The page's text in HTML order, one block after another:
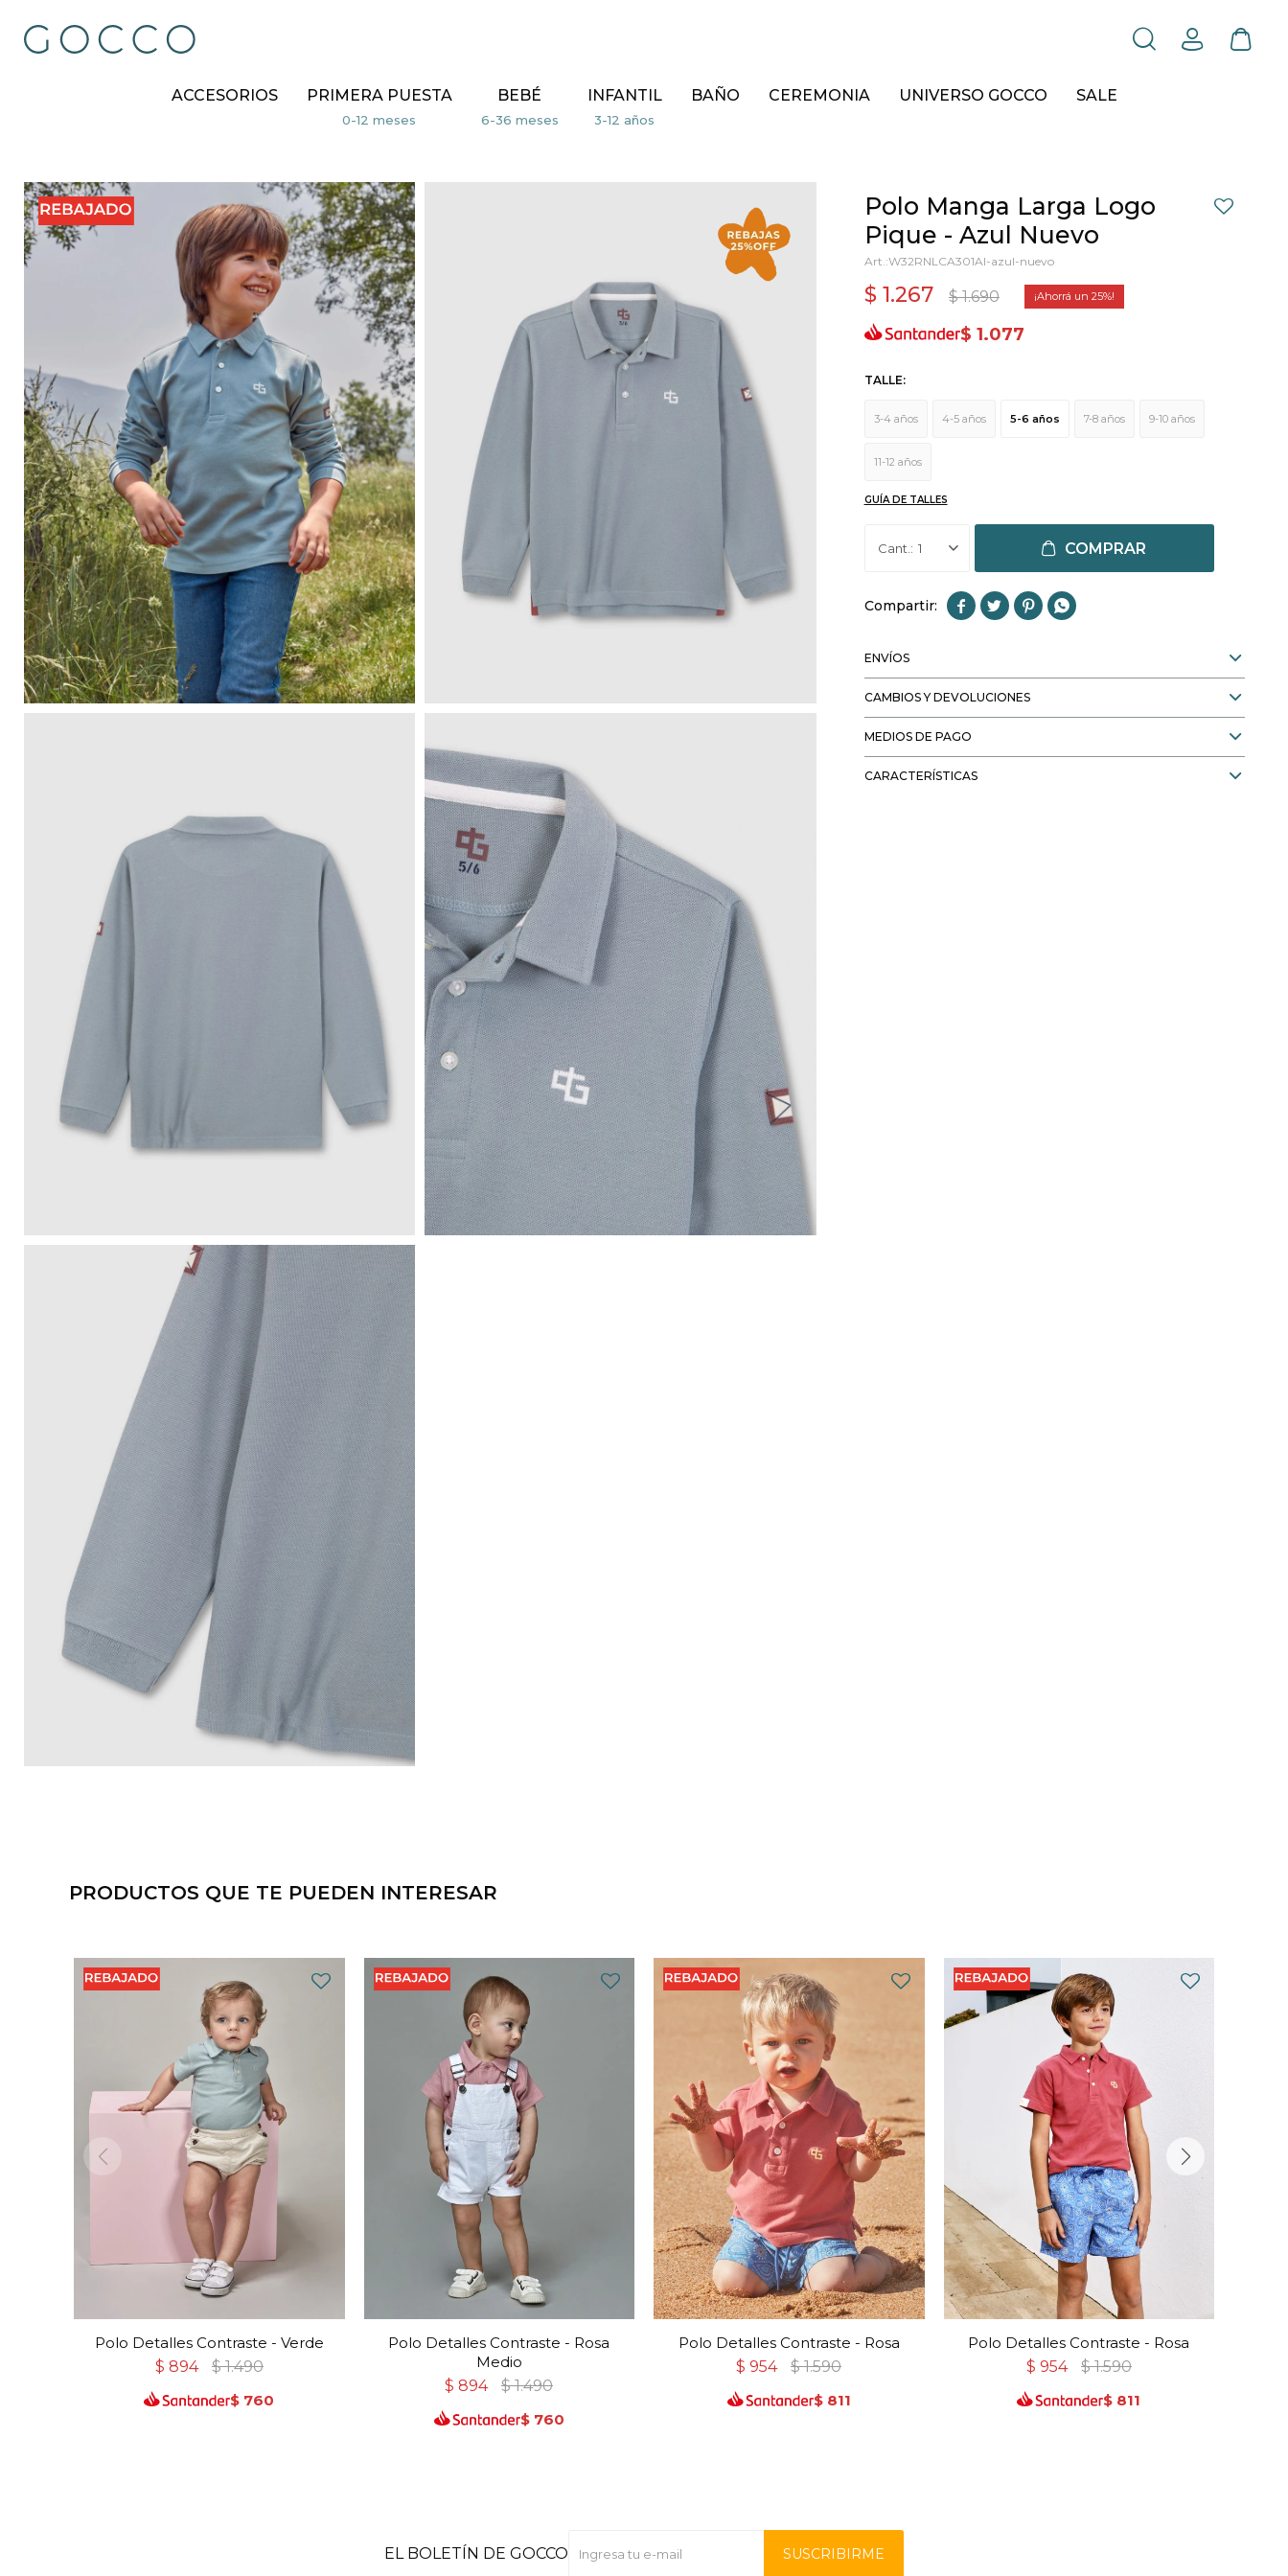
ACCESORIOS PRIMERA PUESTA BEBÉ INFANTIL BAÑO CEREMONIA UNIVERSO GOCCO SALE
Polo Manga Larga Logo
Pique - Azul Nuevo
W32RNLCA301AI-azul-nuevo
$ 1.267 $ 1.690 25
$ 1.077
TALLE:
3-4 años 4-5 años 5-6 años 7-8 años 9-10 años
11-12 años
GUÍA DE TALLES
1 COMPRAR
   
ENVÍOS
CAMBIOS Y DEVOLUCIONES
MEDIOS DE PAGO
CARACTERÍSTICAS
PRODUCTOS QUE TE PUEDEN INTERESAR
Polo Detalles Contraste - Verde
$ 894 $ 1.490
$ 760
Polo Detalles Contraste - Rosa
Medio
$ 894 $ 1.490
$ 760
Polo Detalles Contraste - Rosa
$ 954 $ 1.590
$ 811
Polo Detalles Contraste - Rosa
$ 954 $ 1.590
$ 811
EL BOLETÍN DE GOCCO SUSCRIBIRME